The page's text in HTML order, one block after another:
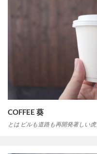
COFFEE 葵
とは ビルも道路も再開発著しい